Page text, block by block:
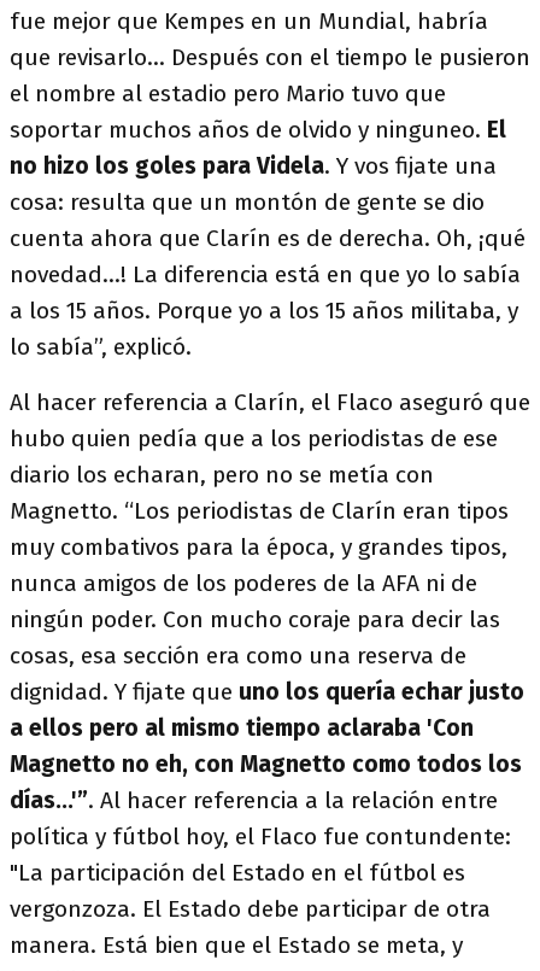
fue mejor que Kempes en un Mundial, habría
que revisarlo... Después con el tiempo le pusieron
el nombre al estadio pero Mario tuvo que
soportar muchos años de olvido y ninguneo. El
no hizo los goles para Videla. Y vos fijate una
cosa: resulta que un montón de gente se dio
cuenta ahora que Clarín es de derecha. Oh, ¡qué
novedad...! La diferencia está en que yo lo sabía
a los 15 años. Porque yo a los 15 años militaba, y
lo sabía”, explicó.
Al hacer referencia a Clarín, el Flaco aseguró que
hubo quien pedía que a los periodistas de ese
diario los echaran, pero no se metía con
Magnetto. “Los periodistas de Clarín eran tipos
muy combativos para la época, y grandes tipos,
nunca amigos de los poderes de la AFA ni de
ningún poder. Con mucho coraje para decir las
cosas, esa sección era como una reserva de
dignidad. Y fijate que uno los quería echar justo
a ellos pero al mismo tiempo aclaraba 'Con
Magnetto no eh, con Magnetto como todos los
días...'”. Al hacer referencia a la relación entre
política y fútbol hoy, el Flaco fue contundente:
"La participación del Estado en el fútbol es
vergonzoza. El Estado debe participar de otra
manera. Está bien que el Estado se meta, y